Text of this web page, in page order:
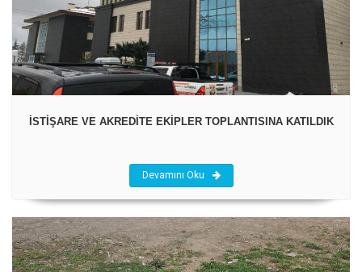
İSTİŞARE VE AKREDİTE EKİPLER TOPLANTISINA KATILDIK
Devamını Oku